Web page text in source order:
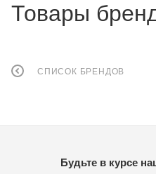
Товары
СПИСОК БРЕНДОВ
Будьте в курсе